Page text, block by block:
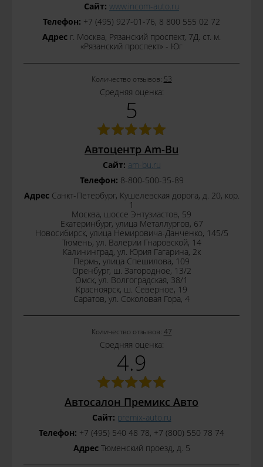
Сайт: www.incom-auto.ru
Телефон: +7 (495) 927-01-76, 8 800 555 02 72
Адрес г. Москва, Рязанский проспект, 7Д. ст. м.
«Рязанский проспект» - Юг
Количество отзывов: 53
Средняя оценка:
5
Автоцентр Am-Bu
Сайт: am-bu.ru
Телефон: 8-800-500-35-89
АдресСанкт-Петербург, Кушелевская дорога, д. 20, кор.
1
Москва, шоссе Энтузиастов, 59
Екатеринбург, улица Металлургов, 67
Новосибирск, улица Немировича-Данченко, 145/5
Тюмень, ул. Валерии Гнаровской, 14
Калининград, ул. Юрия Гагарина, 2к
Пермь, улица Спешилова, 109
Оренбург, ш. Загородное, 13/2
Омск, ул. Волгоградская, 38/1
Красноярск, ш. Северное, 19
Саратов, ул. Соколовая Гора, 4
Количество отзывов: 47
Средняя оценка:
4.9
Автосалон Премикс Авто
Сайт: premix-auto.ru
Телефон: +7 (495) 540 48 78, +7 (800) 550 78 74
АдресТюменский проезд, д. 5